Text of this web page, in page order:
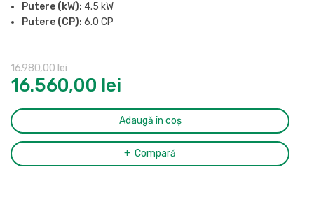
Putere (kW): 4.5 kW
Putere (CP): 6.0 CP
Nivel de zgomot (LpA, la 4m):
Ciclu de functionare:
Dimensiuni (L x l x H): 1443x608x1117 mm
Greutate:185 kg
16.560,00 lei
16.980,00lei
Adaugă în coș
Compară